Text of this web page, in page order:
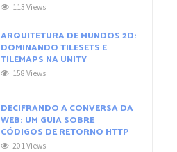
113 Views
ARQUITETURA DE MUNDOS 2D:
DOMINANDO TILESETS E
TILEMAPS NA UNITY
158 Views
DECIFRANDO A CONVERSA DA
WEB: UM GUIA SOBRE
CÓDIGOS DE RETORNO HTTP
201 Views